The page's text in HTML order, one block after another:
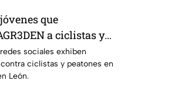
que
a ciclistas y
de El Molino, León
sociales exhiben
ciclistas y peatones en
León.